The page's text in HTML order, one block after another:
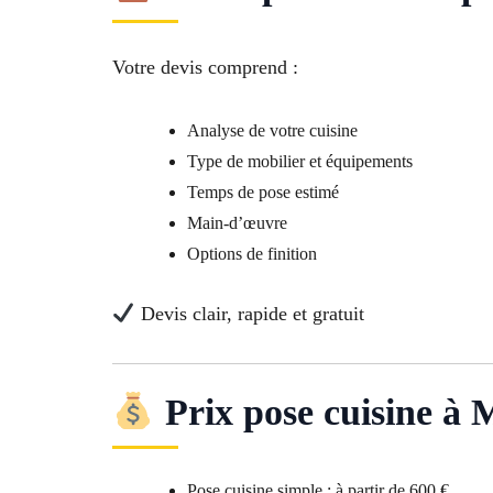
Votre devis comprend :
Analyse de votre cuisine
Type de mobilier et équipements
Temps de pose estimé
Main-d’œuvre
Options de finition
Devis clair, rapide et gratuit
Prix pose cuisine à